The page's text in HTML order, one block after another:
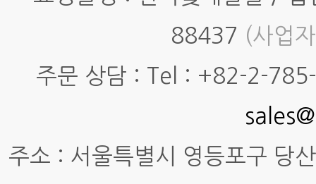
88437 (사업
주문 상담 : Tel : +82-2-
주소 : 서울특별시 영등포구 당